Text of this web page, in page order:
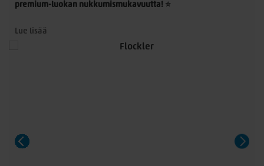
premium-luokan nukkumismukavuutta! ⭐
Tempur Flexible Base 180x200 cm on laadukas
jenkkisänkykokonaisuus, jossa yhdistyvät TEMPUR®-
materiaalin ainutlaatuinen paineenpoisto, moderni muotoilu
lämmön ja muotojen mukaan. Patja vähentää painetta, tukee
selkärankaa ergonomisesti ja auttaa vähentämään yön
Lue lisää